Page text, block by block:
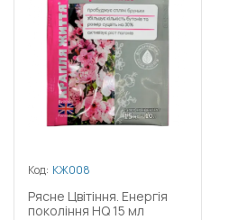
Код: КЖ008
Рясне Цвітіння. Енергія
покоління HQ 15 мл